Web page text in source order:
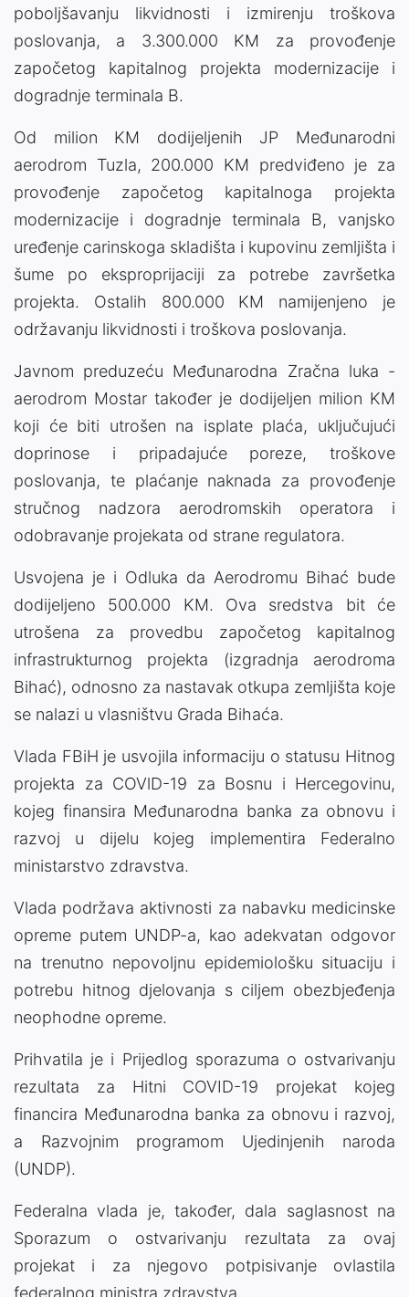
poboljšavanju likvidnosti i izmirenju troškova
poslovanja, a 3.300.000 KM za provođenje
započetog kapitalnog projekta modernizacije i
dogradnje terminala B.
Od milion KM dodijeljenih JP Međunarodni
aerodrom Tuzla, 200.000 KM predviđeno je za
provođenje započetog kapitalnoga projekta
modernizacije i dogradnje terminala B, vanjsko
uređenje carinskoga skladišta i kupovinu zemljišta i
šume po eksproprijaciji za potrebe završetka
projekta. Ostalih 800.000 KM namijenjeno je
održavanju likvidnosti i troškova poslovanja.
Javnom preduzeću Međunarodna Zračna luka -
aerodrom Mostar također je dodijeljen milion KM
koji će biti utrošen na isplate plaća, uključujući
doprinose i pripadajuće poreze, troškove
poslovanja, te plaćanje naknada za provođenje
stručnog nadzora aerodromskih operatora i
odobravanje projekata od strane regulatora.
Usvojena je i Odluka da Aerodromu Bihać bude
dodijeljeno 500.000 KM. Ova sredstva bit će
utrošena za provedbu započetog kapitalnog
infrastrukturnog projekta (izgradnja aerodroma
Bihać), odnosno za nastavak otkupa zemljišta koje
se nalazi u vlasništvu Grada Bihaća.
Vlada FBiH je usvojila informaciju o statusu Hitnog
projekta za COVlD-19 za Bosnu i Hercegovinu,
kojeg finansira Međunarodna banka za obnovu i
razvoj u dijelu kojeg implementira Federalno
ministarstvo zdravstva.
Vlada podržava aktivnosti za nabavku medicinske
opreme putem UNDP-a, kao adekvatan odgovor
na trenutno nepovoljnu epidemiološku situaciju i
potrebu hitnog djelovanja s ciljem obezbjeđenja
neophodne opreme.
Prihvatila je i Prijedlog sporazuma o ostvarivanju
rezultata za Hitni COVID-19 projekat kojeg
financira Međunarodna banka za obnovu i razvoj,
a Razvojnim programom Ujedinjenih naroda
(UNDP).
Federalna vlada je, također, dala saglasnost na
Sporazum o ostvarivanju rezultata za ovaj
projekat i za njegovo potpisivanje ovlastila
federalnog ministra zdravstva.